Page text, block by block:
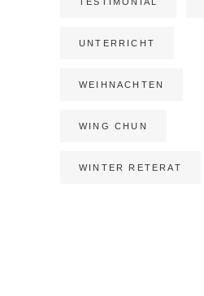
UNTERRICHT
WEIHNACHTEN
WING CHUN
WINTER RETERAT